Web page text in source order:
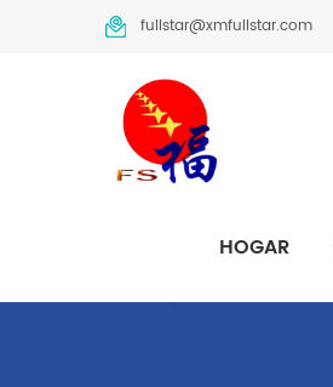
fullstar@xmfullstar.com
HOGAR